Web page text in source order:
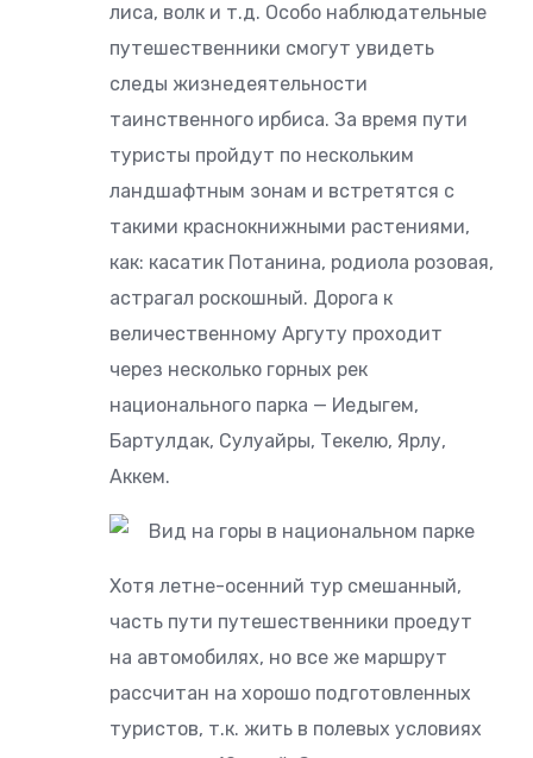
лиса, волк и т.д. Особо наблюдательные
путешественники смогут увидеть
следы жизнедеятельности
таинственного ирбиса. За время пути
туристы пройдут по нескольким
ландшафтным зонам и встретятся с
такими краснокнижными растениями,
как: касатик Потанина, родиола розовая,
астрагал роскошный. Дорога к
величественному Аргуту проходит
через несколько горных рек
национального парка — Иедыгем,
Бартулдак, Сулуайры, Текелю, Ярлу,
Аккем.
Хотя летне-осенний тур смешанный,
часть пути путешественники проедут
на автомобилях, но все же маршрут
рассчитан на хорошо подготовленных
туристов, т.к. жить в полевых условиях